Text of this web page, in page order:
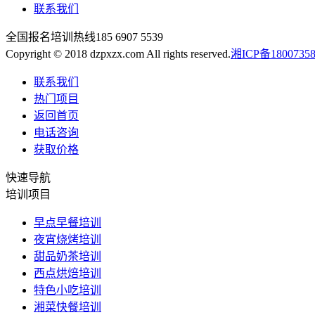
联系我们
全国报名培训热线185 6907 5539
Copyright © 2018 dzpxzx.com All rights reserved.湘ICP备
联系我们
热门项目
返回首页
电话咨询
获取价格
快速导航
培训项目
早点早餐培训
夜宵烧烤培训
甜品奶茶培训
西点烘焙培训
特色小吃培训
湘菜快餐培训